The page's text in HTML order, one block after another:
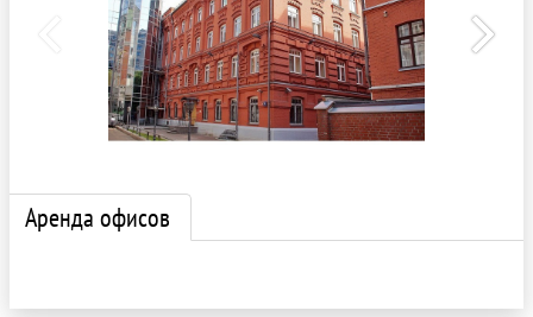
Аренда офисов